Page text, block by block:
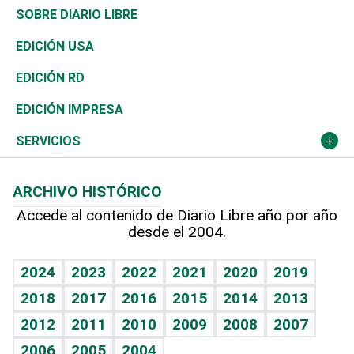
José Boquete
Reportajes
Asia
África
Ocenanía
Caribe
Resto del mundo
Consumo
Vivienda
Telecom.
Global y variable
Economía personal
Belleza
Buena Vida
Sociales
Novedades
Podcast Arte Libre
Hablando con el pediatra
Vida y familia
Eñe
Celebrando la vida
Golf
Ciclismo
Tenis
Olimpismo
Más deportes
TBT Deportivo
De buena tinta
En Directo
El Espía
Noticiero Poteleche
Columnistas
Más firmas
Clima
Tecnología
Historia
Martes de tecnología
Cambio climático
Mundo
Economía
Revista
Deportes
Opinión
Hecho en casa
Guía del dinero
SOBRE DIARIO LIBRE
EDICIÓN USA
EDICIÓN RD
EDICIÓN IMPRESA
SERVICIOS
Cumpleaños
Horóscopos
Crucigramas
ARCHIVO HISTÓRICO
Accede al contenido de Diario Libre año por año
desde el 2004.
2024 2023 2022 2021 2020
2019
2018
2017 2016 2015 2014
2013
2012
2011 2010 2009 2008
2007